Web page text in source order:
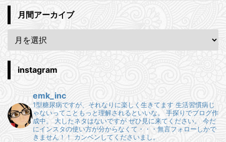
月間アーカイブ
instagram
emk_inc
1型糖尿病ですが、それなりに楽しく生きてます 生活習慣病じ
ゃないってこともっと理解されるといいな。
手探りでブログ作
成中。
大したネタはないですが ぜひ見に来てください。
今だ
にインスタの使い方が分からなくて・・・無言フォローしかで
きません！！
カンベンしてくださいまし。